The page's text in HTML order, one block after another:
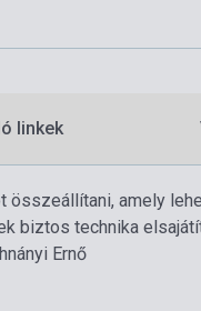
linkek
amely
biztos technika
Ernő